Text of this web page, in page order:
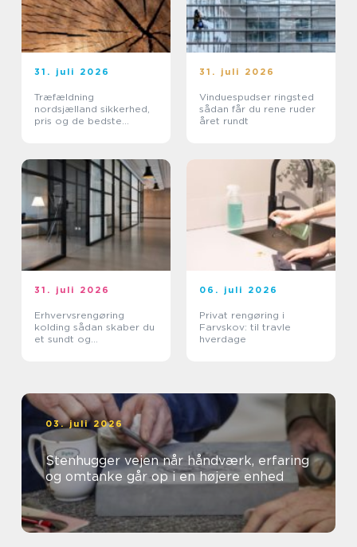
31. juli 2026
Træfældning
nordsjælland sikkerhed,
pris og de bedste
31. juli 2026
Vinduespudser ringsted
sådan får du rene ruder
året rundt
31. juli 2026
Erhvervsrengøring
kolding sådan skaber du
et sundt og
06. juli 2026
Privat rengøring i
Farvskov: til travle
hverdage
03. juli 2026
Stenhugger vejen når håndværk, erfaring
og omtanke går op i en højere enhed